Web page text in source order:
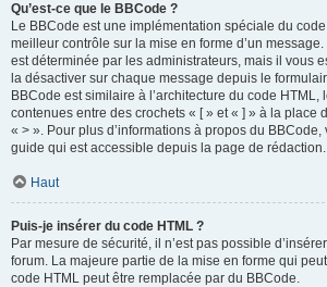
Qu’est-ce que le BBCode ?
Le BBCode est une implémentation spéciale du
meilleur contrôle sur la mise en forme d’un message.
est déterminée par les administrateurs, mais il vous
la désactiver sur chaque message depuis le
BBCode est similaire à l’architecture du code HTML,
contenues entre des crochets « [ » et « ] » à la place
« > ». Pour plus d’informations à propos du
guide qui est accessible depuis la page de rédaction.
Haut
Puis-je insérer du code HTML ?
Par mesure de sécurité, il n’est pas possible
forum. La majeure partie de la mise en forme qui
code HTML peut être remplacée par du BBCode.